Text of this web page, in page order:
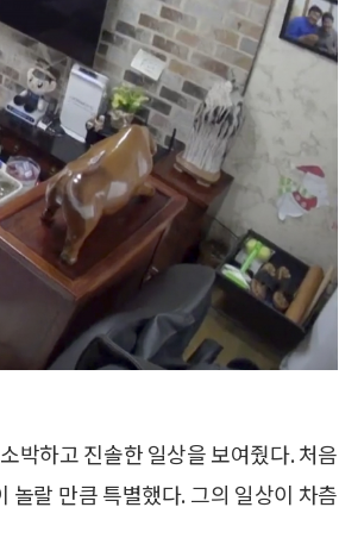
박하고 진솔한 일상을 보여줬다. 처음
놀랄 만큼 특별했다. 그의 일상이 차츰